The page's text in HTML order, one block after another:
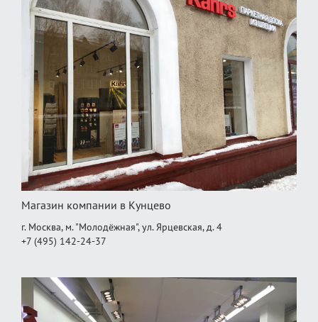
Магазин компании в Кунцево
г. Москва, м. "Молодёжная", ул. Ярцевская, д. 4
+7 (495) 142-24-37